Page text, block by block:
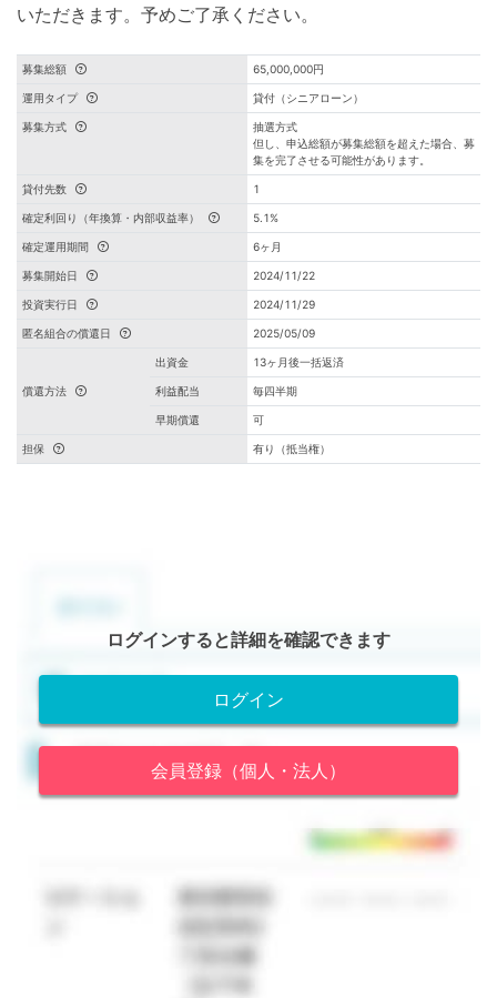
いただきます。予めご了承ください。
募集総額 65,000,000円
運用タイプ 貸付（シニアローン）
募集方式
抽選方式
但し、申込総額が募集総額を超えた場合、募
集を完了させる可能性があります。
貸付先数 1
確定利回り（年換算・内部収益率） 5.1%
確定運用期間 6ヶ月
募集開始日 2024/11/22
投資実行日 2024/11/29
匿名組合の償還日 2025/05/09
償還方法
出資金 13ヶ月後一括返済
利益配当 毎四半期
早期償還 可
担保 有り（抵当権）
ログインすると詳細を確認できます
ログイン
会員登録（個人・法人）